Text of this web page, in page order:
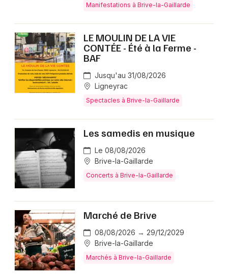
Manifestations à Brive-la-Gaillarde
LE MOULIN DE LA VIE
CONTÉE - Été à la Ferme -
BAF
Jusqu'au 31/08/2026
Ligneyrac
Spectacles à Brive-la-Gaillarde
Les samedis en musique
Le 08/08/2026
Brive-la-Gaillarde
Concerts à Brive-la-Gaillarde
Marché de Brive
08/08/2026 → 29/12/2029
Brive-la-Gaillarde
Marchés à Brive-la-Gaillarde